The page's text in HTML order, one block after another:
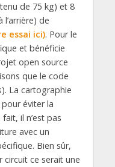
de 75 kg) et 8
l’arrière) de
essai ici). Pour le
et bénéficie
open source
que le code
La cartographie
éviter la
il n’est pas
avec un
Bien sûr,
circuit ce serait une